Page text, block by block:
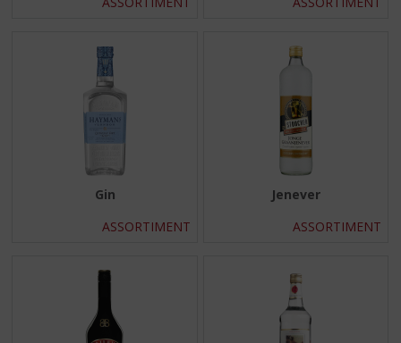
Gin
ASSORTIMENT
Jenever
ASSORTIMENT